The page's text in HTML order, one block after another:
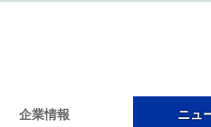
企業情報 ニュ